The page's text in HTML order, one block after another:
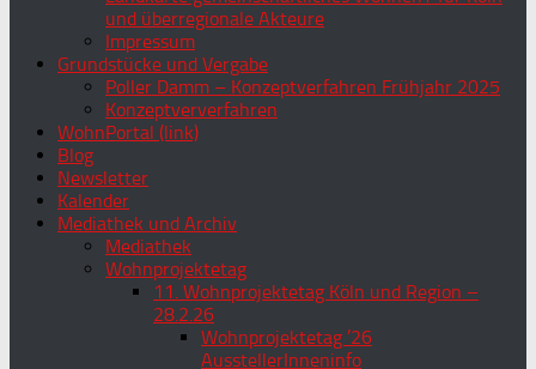
und überregionale Akteure
Impressum
Grundstücke und Vergabe
Poller Damm – Konzeptverfahren Frühjahr 2025
Konzeptververfahren
WohnPortal (link)
Blog
Newsletter
Kalender
Mediathek und Archiv
Mediathek
Wohnprojektetag
11. Wohnprojektetag Köln und Region –
28.2.26
Wohnprojektetag ’26
AusstellerInneninfo